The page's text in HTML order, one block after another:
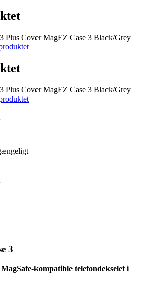
Plus Cover MagEZ Case 3 Black/Grey
Plus Cover MagEZ Case 3 Black/Grey
3
kompatible telefondekselet i